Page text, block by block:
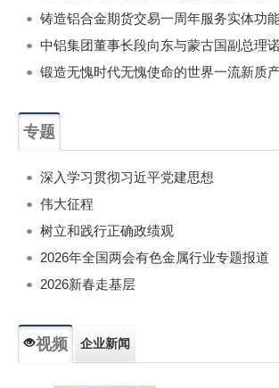
铸造铝合金期货交易一周年服务实体功
专题
深入学习贯彻习近平党建思想
伟大征程
树立和践行正确政绩观
2026年全国两会有色金属行业专题报道
2026新春走基层
视频 企业新闻